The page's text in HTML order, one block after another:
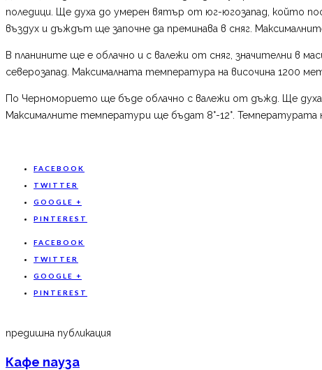
поледици. Ще духа до умерен вятър от юг-югозапад, който
въздух и дъждът ще започне да преминава в сняг.
В планините ще е облачно и с валежи от сняг, значителни в
северозапад. Максималната температура на височина 1200
По Черноморието ще бъде облачно с валежи от дъжд. Ще
Максималните температури ще бъдат 8°-12°. Температурата
FACEBOOK
TWITTER
GOOGLE +
PINTEREST
FACEBOOK
TWITTER
GOOGLE +
PINTEREST
предишна публикация
Кафе пауза